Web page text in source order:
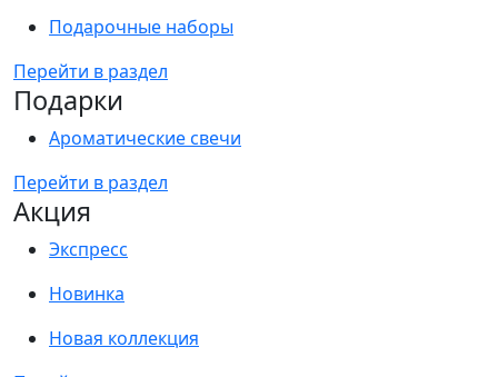
Подарочные наборы
Перейти в раздел
Подарки
Ароматические свечи
Перейти в раздел
Акция
Экспресс
Новинка
Новая коллекция